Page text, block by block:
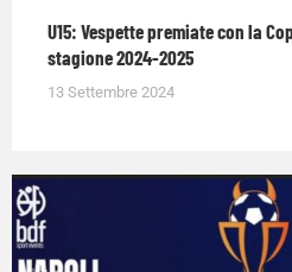
U15: Vespette premiate con la
stagione 2024-2025
13 Settembre 2024